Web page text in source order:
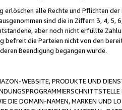
erlöschen alle Rechte und Pflichten
sind die in Ziffern 3, 4,
aber noch nicht erfüllte
befreit die Parteien nicht von den
Beendigung begangen wurde.
WEBSITE, PRODUKTE UND
DIE DOMAIN-NAMEN, MARKEN UND